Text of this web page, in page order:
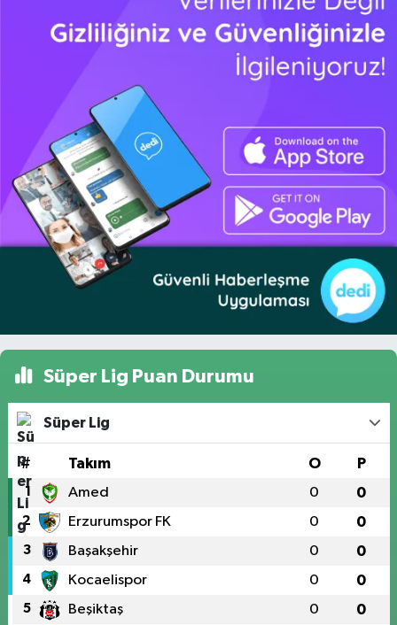
Süper Lig Puan Durumu
Süper Lig
# Takım O P
1 Amed 0 0
2 Erzurumspor FK 0 0
3 Başakşehir 0 0
4 Kocaelispor 0 0
5 Beşiktaş 0 0